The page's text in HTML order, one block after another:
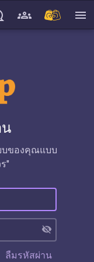
menu
น
บของคุณแบบ
"
visibility_off
ลืมรหัสผ่าน